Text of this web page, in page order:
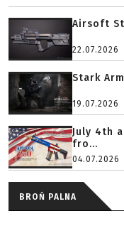
Airsoft
22.07.2026
Stark
19.07.2026
July 4th
fro...
04.07.2026
BROŃ PALNA